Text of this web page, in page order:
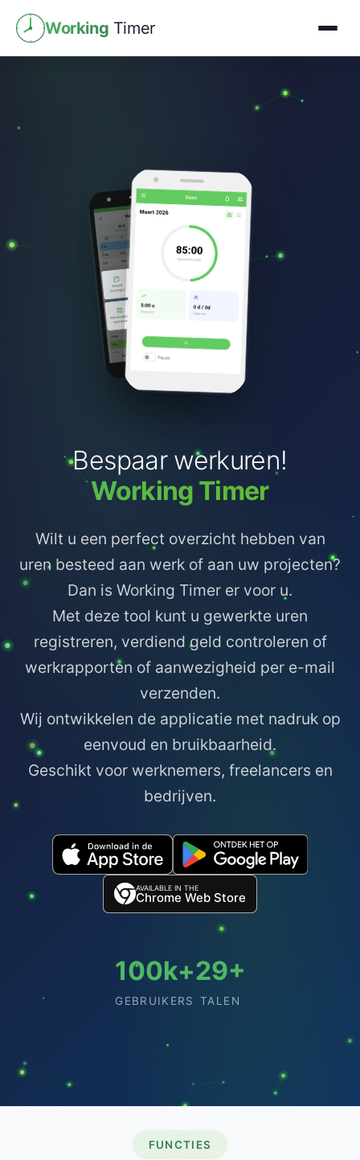
Working Timer
Bespaar werkuren!
Working Timer
Wilt u een perfect overzicht hebben van
uren besteed aan werk of aan uw projecten?
Dan is Working Timer er voor u.
Met deze tool kunt u gewerkte uren
registreren, verdiend geld controleren of
werkrapporten of aanwezigheid per e-mail
verzenden.
Wij ontwikkelen de applicatie met nadruk op
eenvoud en bruikbaarheid.
Geschikt voor werknemers, freelancers en
bedrijven.
AVAILABLE IN THE
Chrome Web Store
100k+
GEBRUIKERS
29+
TALEN
FUNCTIES